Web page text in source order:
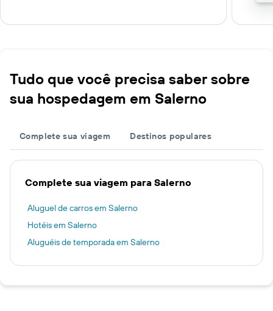
Tudo que você precisa saber sobre
sua hospedagem em Salerno
Complete sua viagem Destinos populares
Complete sua viagem para Salerno
Aluguel de carros em Salerno
Hotéis em Salerno
Aluguéis de temporada em Salerno